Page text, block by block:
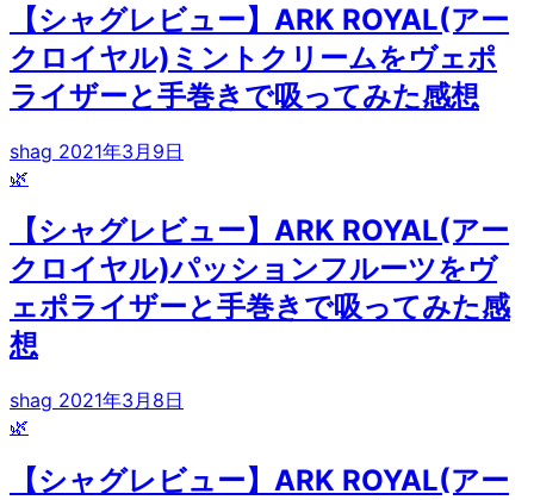
【シャグレビュー】ARK ROYAL(アー
クロイヤル)ミントクリームをヴェポ
ライザーと手巻きで吸ってみた感想
shag 2021年3月9日
🌿
【シャグレビュー】ARK ROYAL(アー
クロイヤル)パッションフルーツをヴ
ェポライザーと手巻きで吸ってみた感
想
shag 2021年3月8日
🌿
【シャグレビュー】ARK ROYAL(アー